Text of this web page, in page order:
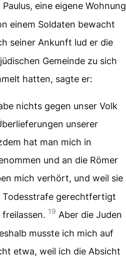
eine eigene Wohnung
einem Soldaten bewacht
seiner Ankunft lud er die
Gemeinde zu sich
hatten, sagte er:
nichts gegen unser Volk
unserer
hat man mich in
und an die Römer
mich verhört, und weil sie
Todesstrafe gerechtfertigt
19 Aber die Juden
musste ich mich auf
etwa, weil ich die Absicht